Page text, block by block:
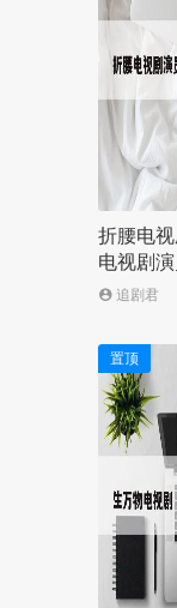
折腰电
电视剧演
追剧君
置顶